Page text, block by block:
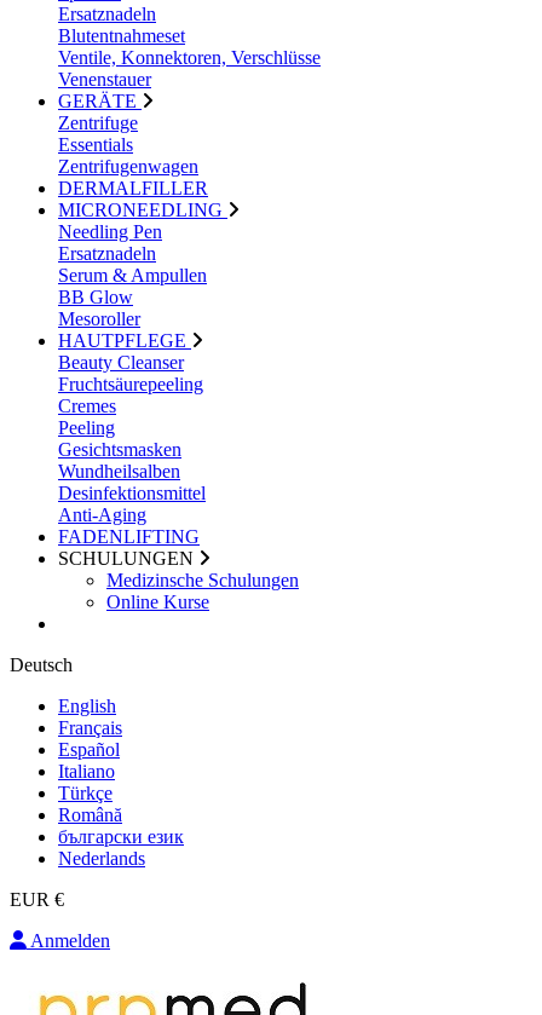
Ersatznadeln
Blutentnahmeset
Ventile, Konnektoren, Verschlüsse
Venenstauer
GERÄTE
Zentrifuge
Essentials
Zentrifugenwagen
DERMALFILLER
MICRONEEDLING
Needling Pen
Ersatznadeln
Serum & Ampullen
BB Glow
Mesoroller
HAUTPFLEGE
Beauty Cleanser
Fruchtsäurepeeling
Cremes
Peeling
Gesichtsmasken
Wundheilsalben
Desinfektionsmittel
Anti-Aging
FADENLIFTING
SCHULUNGEN
Medizinsche Schulungen
Online Kurse
Deutsch
English
Français
Español
Italiano
Türkçe
Română
български език
Nederlands
EUR €
Anmelden